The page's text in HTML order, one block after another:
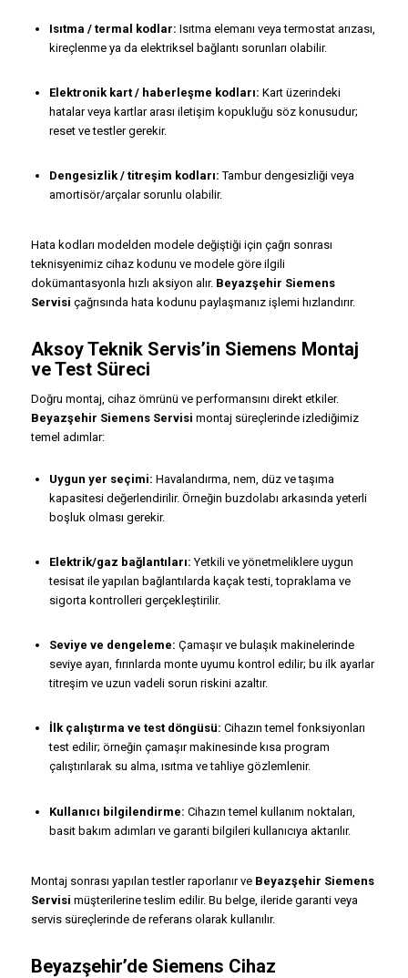
Isıtma / termal kodlar: Isıtma elemanı veya termostat arızası,
kireçlenme ya da elektriksel bağlantı sorunları olabilir.
Elektronik kart / haberleşme kodları: Kart üzerindeki
hatalar veya kartlar arası iletişim kopukluğu söz konusudur;
reset ve testler gerekir.
Dengesizlik / titreşim kodları: Tambur dengesizliği veya
amortisör/arçalar sorunlu olabilir.
Hata kodları modelden modele değiştiği için çağrı sonrası
teknisyenimiz cihaz kodunu ve modele göre ilgili
dokümantasyonla hızlı aksiyon alır. Beyazşehir Siemens
Servisi çağrısında hata kodunu paylaşmanız işlemi hızlandırır.
Aksoy Teknik Servis’in Siemens Montaj
ve Test Süreci
Doğru montaj, cihaz ömrünü ve performansını direkt etkiler.
Beyazşehir Siemens Servisi montaj süreçlerinde izlediğimiz
temel adımlar:
Uygun yer seçimi: Havalandırma, nem, düz ve taşıma
kapasitesi değerlendirilir. Örneğin buzdolabı arkasında yeterli
boşluk olması gerekir.
Elektrik/gaz bağlantıları: Yetkili ve yönetmeliklere uygun
tesisat ile yapılan bağlantılarda kaçak testi, topraklama ve
sigorta kontrolleri gerçekleştirilir.
Seviye ve dengeleme: Çamaşır ve bulaşık makinelerinde
seviye ayarı, fırınlarda monte uyumu kontrol edilir; bu ilk ayarlar
titreşim ve uzun vadeli sorun riskini azaltır.
İlk çalıştırma ve test döngüsü: Cihazın temel fonksiyonları
test edilir; örneğin çamaşır makinesinde kısa program
çalıştırılarak su alma, ısıtma ve tahliye gözlemlenir.
Kullanıcı bilgilendirme: Cihazın temel kullanım noktaları,
basit bakım adımları ve garanti bilgileri kullanıcıya aktarılır.
Montaj sonrası yapılan testler raporlanır ve Beyazşehir Siemens
Servisi müşterilerine teslim edilir. Bu belge, ileride garanti veya
servis süreçlerinde de referans olarak kullanılır.
Beyazşehir’de Siemens Cihaz